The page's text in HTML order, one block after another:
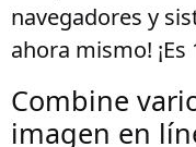
navegadores y
ahora mismo! ¡Es
Combine
imagen en